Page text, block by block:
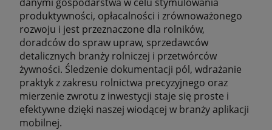
produktywności, opłacalności i zrównoważonego
rozwoju i jest przeznaczone dla rolników,
doradców do spraw upraw, sprzedawców
detalicznych branży rolniczej i przetwórców
żywności. Śledzenie dokumentacji pól, wdrażanie
praktyk z zakresu rolnictwa precyzyjnego oraz
mierzenie zwrotu z inwestycji staje się proste i
efektywne dzięki naszej wiodącej w branży aplikacji
mobilnej.